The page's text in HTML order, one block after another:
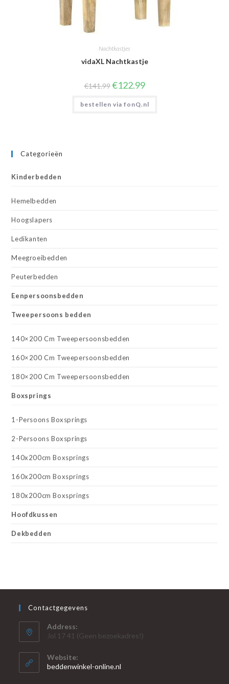
Nachtkastjes
vidaXL Nachtkastje
€141.99 Oorspronkelijke
prijs
was:
€141.99.
€122.99Huidige
is:
€122.99.
bestellen via fonQ.nl
Categorieën
Kinderbedden
Hemelbedden
Hoogslapers
Ledikanten
Meegroeibedden
Peuterbedden
Eenpersoonsbedden
Tweepersoons bedden
140×200 Cm Tweepersoonsbedden
160×200 Cm Tweepersoonsbedden
180×200 Cm Tweepersoonsbedden
Boxsprings
1-Persoons Boxsprings
2-Persoons Boxsprings
140x200cm Boxsprings
160x200cm Boxsprings
180x200cm Boxsprings
Hoofdkussen
Dekbedden
Contactgegevens
Address:
Jol 17 41 (Geen bezoekadres!)
Website:
beddenwinkel-online.nl